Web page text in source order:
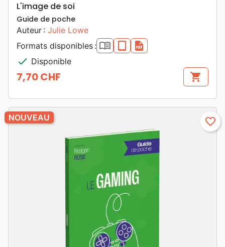
L'image de soi
Guide de poche
Auteur : Julie Lowe
Formats disponibles : book_open epub
pdf
check Disponible
Prix
7,70 CHF shopping_cart
NOUVEAU favorite_border